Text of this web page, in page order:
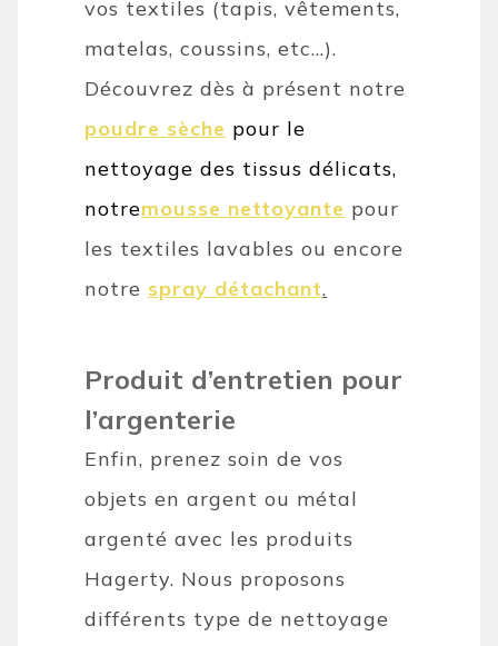
vos textiles (tapis, vêtements,
matelas, coussins, etc…).
Découvrez dès à présent notre
poudre sèche pour le
nettoyage des tissus délicats,
notremousse nettoyante pour
les textiles lavables ou encore
notre spray détachant.
Produit d’entretien pour
l’argenterie
Enfin, prenez soin de vos
objets en argent ou métal
argenté avec les produits
Hagerty. Nous proposons
différents type de nettoyage